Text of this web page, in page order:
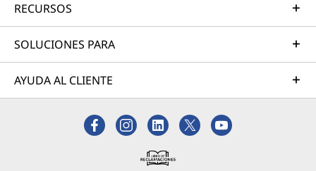
RECURSOS
SOLUCIONES PARA
AYUDA AL CLIENTE